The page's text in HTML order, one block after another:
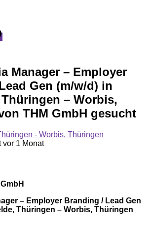
Manager – Employer
Gen (m/w/d) in
– Worbis,
THM GmbH gesucht
- Worbis, Thüringen
vor 1 Monat
– Employer Branding / Lead Gen
Thüringen – Worbis, Thüringen